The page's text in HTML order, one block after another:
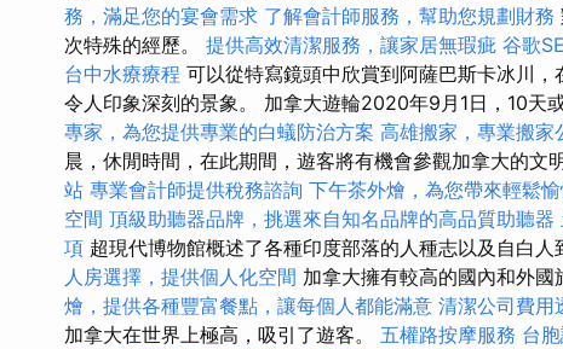
務，滿足您的宴會需求 了解會計師服務，幫助您規劃財務
次特殊的經歷。 提供高效清潔服務，讓家居無瑕疵 谷歌
台中水療療程 可以從特寫鏡頭中欣賞到阿薩巴斯卡冰川
令人印象深刻的景象。 加拿大遊輪2020年9月1日，10天
專家，為您提供專業的白蟻防治方案 高雄搬家，專業搬家
晨，休閒時間，在此期間，遊客將有機會參觀加拿大的文
站 專業會計師提供稅務諮詢 下午茶外燴，為您帶來輕鬆
空間 頂級助聽器品牌，挑選來自知名品牌的高品質助聽器
項 超現代博物館概述了各種印度部落的人種志以及自白人
人房選擇，提供個人化空間 加拿大擁有較高的國內和外國
燴，提供各種豐富餐點，讓每個人都能滿意 清潔公司費用
加拿大在世界上極高，吸引了遊客。 五權路按摩服務 台